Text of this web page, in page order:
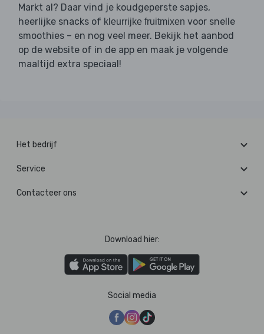
Markt al? Daar vind je koudgeperste sapjes,
heerlijke snacks of kleurrijke fruitmixen voor snelle
smoothies – en nog veel meer. Bekijk het aanbod
op de website of in de app en maak je volgende
maaltijd extra speciaal!
Het bedrijf
Service
Contacteer ons
Download hier:
Social media